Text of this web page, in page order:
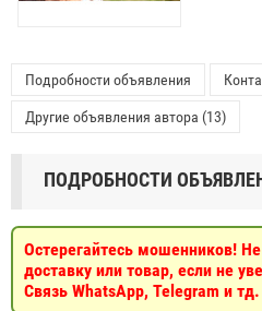
Подробности объявления
Другие объявления автора (13)
ПОДРОБНОСТИ
Остерегайтесь мошенников!
доставку или товар, если не
Связь WhatsApp, Telegram и